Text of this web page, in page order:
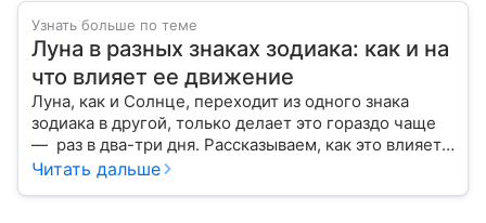
Узнать больше по теме
Луна в разных знаках зодиака: как и на
что влияет ее движение
Луна, как и Солнце, переходит из одного знака
зодиака в другой, только делает это гораздо чаще
— раз в два-три дня. Рассказываем, как это влияет
на нашу жизнь.
Читать дальше